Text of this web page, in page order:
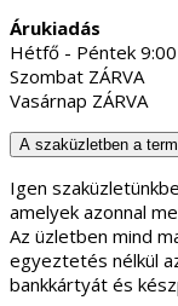
Árukiadás
Hétfő - Péntek
Szombat ZÁRVA
Vasárnap ZÁRVA
A szaküzletben a
Igen
amelyek azonnal
Az üzletben mind
egyeztetés nélkül
bankkártyát és